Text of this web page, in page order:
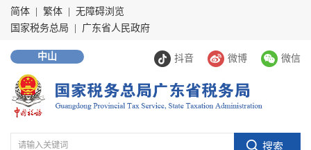
简体 繁体
无障碍浏览
国家税务总局
广东省人民政府
抖音 微博 微信
中山